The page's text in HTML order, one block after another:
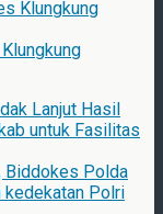
Lanjut Hasil
untuk Fasilitas
Biddokes Polda
kedekatan Polri